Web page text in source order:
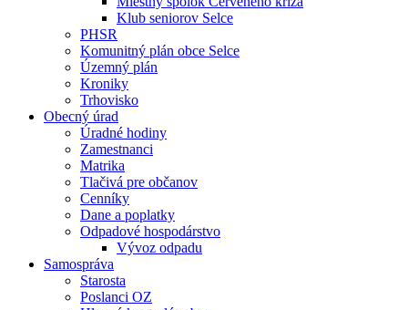
Klub seniorov Selce
PHSR
Komunitný plán obce Selce
Územný plán
Kroniky
Trhovisko
Obecný úrad
Úradné hodiny
Zamestnanci
Matrika
Tlačivá pre občanov
Cenníky
Dane a poplatky
Odpadové hospodárstvo
Vývoz odpadu
Samospráva
Starosta
Poslanci OZ